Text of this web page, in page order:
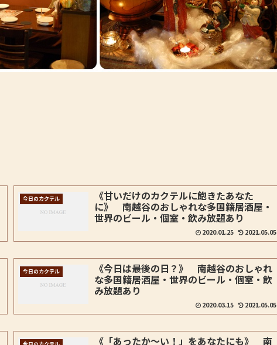
今日のカクテル 《甘いだけのカクテルに飽きたあなた
に》 南越谷のおしゃれな多国籍居酒屋・
世界のビール・個室・飲み放題あり
2020.01.25 2021.05.05
今日のカクテル 《今日は最後の日？》 南越谷のおしゃれ
な多国籍居酒屋・世界のビール・個室・飲
み放題あり
2020.03.15 2021.05.05
《「あったか～い！」をあなたにも》 南